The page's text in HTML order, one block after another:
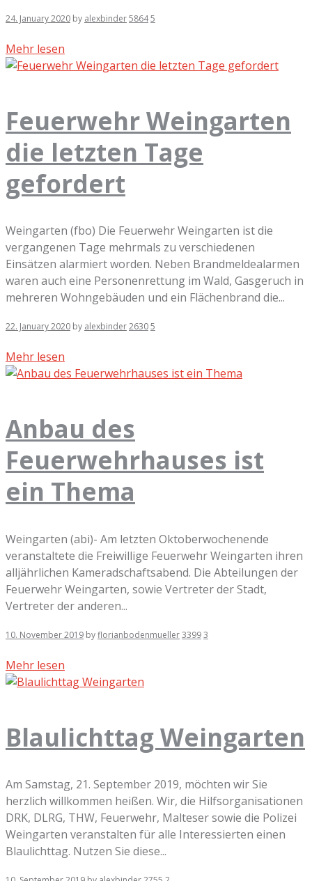
24. January 2020 by alexbinder58645
Mehr lesen
Feuerwehr Weingarten
die letzten Tage
gefordert
Weingarten (fbo) Die Feuerwehr Weingarten ist die
vergangenen Tage mehrmals zu verschiedenen
Einsätzen alarmiert worden. Neben Brandmeldealarmen
waren auch eine Personenrettung im Wald, Gasgeruch in
mehreren Wohngebäuden und ein Flächenbrand die...
22. January 2020 by alexbinder26305
Mehr lesen
Anbau des
Feuerwehrhauses ist
ein Thema
Weingarten (abi)- Am letzten Oktoberwochenende
veranstaltete die Freiwillige Feuerwehr Weingarten ihren
alljährlichen Kameradschaftsabend. Die Abteilungen der
Feuerwehr Weingarten, sowie Vertreter der Stadt,
Vertreter der anderen...
10. November 2019 byflorianbodenmueller33993
Mehr lesen
Blaulichttag Weingarten
Am Samstag, 21. September 2019, möchten wir Sie
herzlich willkommen heißen. Wir, die Hilfsorganisationen
DRK, DLRG, THW, Feuerwehr, Malteser sowie die Polizei
Weingarten veranstalten für alle Interessierten einen
Blaulichttag. Nutzen Sie diese...